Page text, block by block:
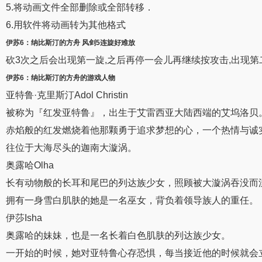
5.将动画文件全部删除或全部转移．
6.用软件将动画转为其他格式
伊苏6 ： 纳比斯汀的方舟 风剑5连旋好难放
砍3次之后会出现第一旋,之后再停一会儿再继续按攻击,出现
伊苏6 ： 纳比斯汀的方舟的游戏人物
亚特鲁·克里斯汀Adol Christin
被称为『红发亚特鲁』，出生于艾雷西亚大陆西端的艾坞洛贝
赤焰般的红发燃烧着他那颗勇于追求梦想的心，一个热情与
往位于大海尽头的迦南大漩涡。
奥露哈Olha
长有动物般的长耳和尾巴的列达族少女，照顾被大漩涡吞没
拥有一身雪白肌肤的她是一名巫女，背负着领导族人的重任。
伊莎Isha
奥露哈的妹妹，也是一名长着白色肌肤的列达族少女。
一开始的时候，她对亚特鲁心存恐惧，每当接近他的时候就